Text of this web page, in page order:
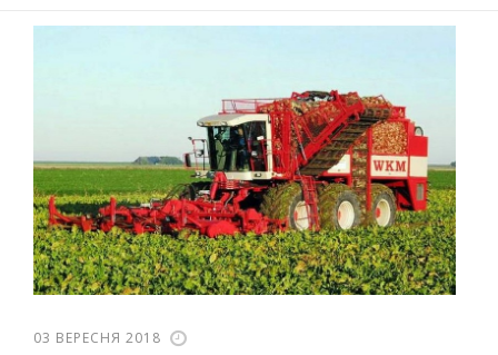
03 ВЕРЕСНЯ 2018